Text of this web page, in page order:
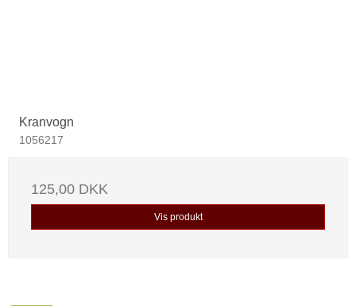
Kranvogn
1056217
125,00 DKK
Vis produkt